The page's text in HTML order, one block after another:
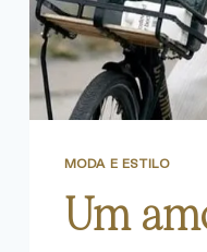
MODA E ESTILO
Um